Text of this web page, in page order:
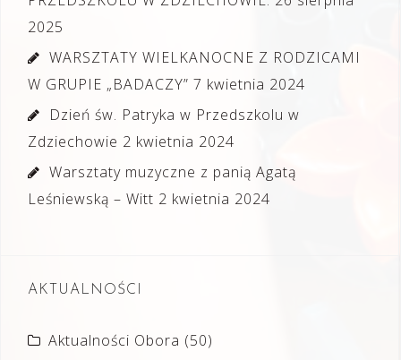
2025
WARSZTATY WIELKANOCNE Z RODZICAMI
W GRUPIE „BADACZY” 7 kwietnia 2024
Dzień św. Patryka w Przedszkolu w
Zdziechowie 2 kwietnia 2024
Warsztaty muzyczne z panią Agatą
Leśniewską – Witt 2 kwietnia 2024
AKTUALNOŚCI
Aktualności Obora (50)